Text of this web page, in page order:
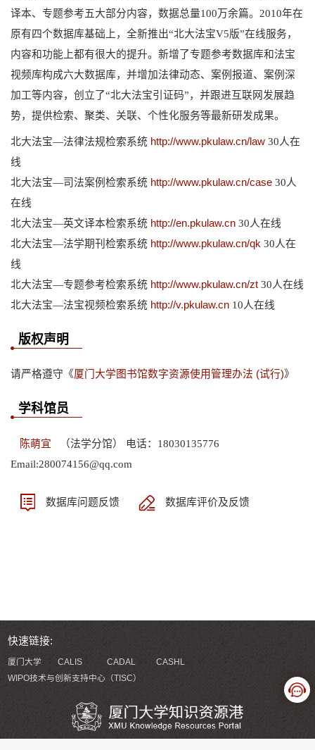
译本、专题参考五大部分内容，数据总量100万余篇。2010年在
原有四个数据库基础上，全新推出“北大法宝V5版”在线服务，
内容和功能上都有很大的提升。新增了专题参考数据库和法宝
视频库构成六大数据库，并增加法律动态、案例报道、案例深
加工等内容，创立了“北大法宝引证码”，并跟进互联网发展趋
势，提供检索、聚类、关联、个性化服务等最新研发成果。
北大法宝—法律法规检索系统 http://www.pkulaw.cn/law 30人在
线
北大法宝—司法案例检索系统 http://www.pkulaw.cn/case 30人
在线
北大法宝—英文译本检索系统 http://en.pkulaw.cn 30人在线
北大法宝—法学期刊检索系统 http://www.pkulaw.cn/qk 30人在
线
北大法宝—专题参考检索系统 http://www.pkulaw.cn/zt 30人在线
北大法宝—法宝视频检索系统 http://v.pkulaw.cn 10人在线
版权声明
请严格遵守《厦门大学图书馆数字资源使用管理办法 (试行)》
学科馆员
陈萌宜
（法学分馆） 电话：18030135776
Email:280074156@qq.com
数据库问题反馈 数据库评价及反馈
快速链接:
厦门大学 CALIS CADAL
CASHL
WIPO技术与创新支持中心（TISC）